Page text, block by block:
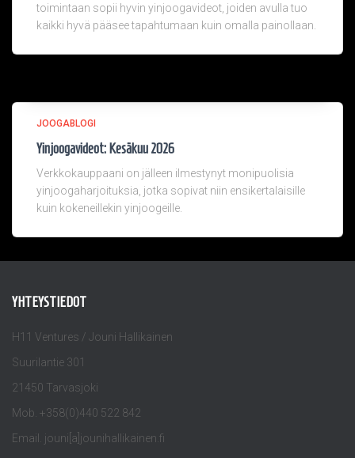
toimintaan sopii hyvin yinjoogavideot, joiden avulla tuo
kaikki hyvä pääsee tapahtumaan kuin omalla painollaan.
JOOGABLOGI
Yinjoogavideot: Kesäkuu 2026
Verkkokauppaani on jälleen ilmestynyt monipuolisia
yinjoogaharjoituksia, jotka sopivat niin ensikertalaisille
kuin kokeneillekin yinjoogeille.
YHTEYSTIEDOT
H11 Ventures / Jouni Hallikainen
Suurilantie 301
21450 Tarvasjoki
Mob. +358(0)440 522 842
Email. jouni[a]jounihallikainen.fi